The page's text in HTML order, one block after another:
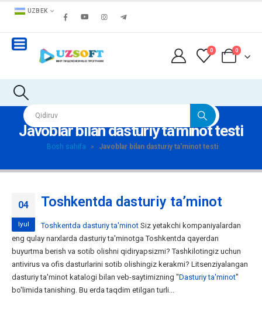
UZBEK
0 0
Javoblar bilan dasturiy ta'minot testi
Bosh sahifa » Javoblar bilan dasturiy ta'minot testi
04
Iyul
Toshkentda dasturiy ta’minot
Toshkentda dasturiy ta'minot Siz yetakchi kompaniyalardan
eng qulay narxlarda dasturiy ta'minotga Toshkentda qayerdan
buyurtma berish va sotib olishni qidiryapsizmi? Tashkilotingiz uchun
antivirus va ofis dasturlarini sotib olishingiz kerakmi? Litsenziyalangan
dasturiy ta'minot katalogi bilan veb-saytimizning "Dasturiy ta'minot"
bo'limida tanishing. Bu erda taqdim etilgan turli...